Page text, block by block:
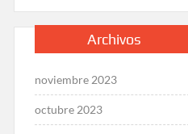
Archivos
noviembre 2023
octubre 2023